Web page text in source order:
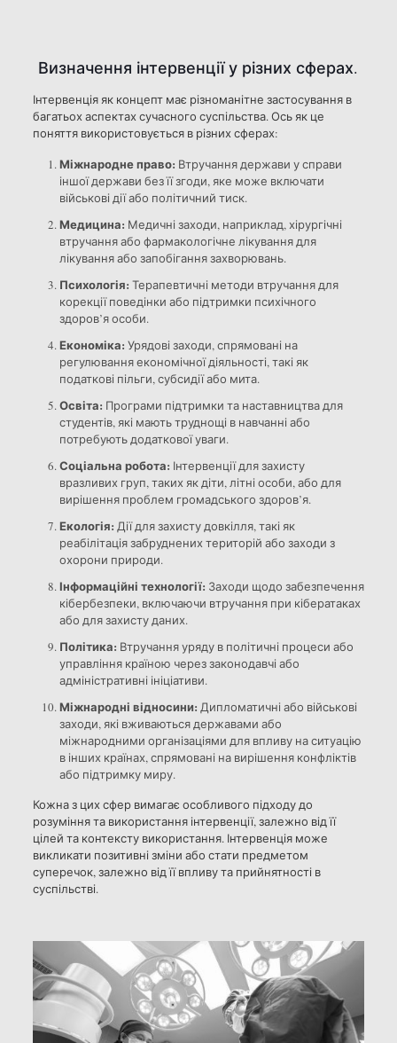
Визначення інтервенції у різних сферах.
Інтервенція як концепт має різноманітне застосування в
багатьох аспектах сучасного суспільства. Ось як це
поняття використовується в різних сферах:
Міжнародне право: Втручання держави у справи
іншої держави без її згоди, яке може включати
військові дії або політичний тиск.
Медицина: Медичні заходи, наприклад, хірургічні
втручання або фармакологічне лікування для
лікування або запобігання захворювань.
Психологія: Терапевтичні методи втручання для
корекції поведінки або підтримки психічного
здоров’я особи.
Економіка: Урядові заходи, спрямовані на
регулювання економічної діяльності, такі як
податкові пільги, субсидії або мита.
Освіта: Програми підтримки та наставництва для
студентів, які мають труднощі в навчанні або
потребують додаткової уваги.
Соціальна робота: Інтервенції для захисту
вразливих груп, таких як діти, літні особи, або для
вирішення проблем громадського здоров’я.
Екологія: Дії для захисту довкілля, такі як
реабілітація забруднених територій або заходи з
охорони природи.
Інформаційні технології: Заходи щодо забезпечення
кібербезпеки, включаючи втручання при кібератаках
або для захисту даних.
Політика: Втручання уряду в політичні процеси або
управління країною через законодавчі або
адміністративні ініціативи.
Міжнародні відносини: Дипломатичні або військові
заходи, які вживаються державами або
міжнародними організаціями для впливу на ситуацію
в інших країнах, спрямовані на вирішення конфліктів
або підтримку миру.
Кожна з цих сфер вимагає особливого підходу до
розуміння та використання інтервенції, залежно від її
цілей та контексту використання. Інтервенція може
викликати позитивні зміни або стати предметом
суперечок, залежно від її впливу та прийнятності в
суспільстві.